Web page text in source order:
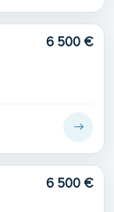
6 500 €
6 500 €